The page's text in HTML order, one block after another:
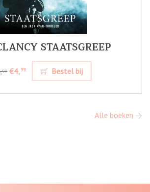
STAATSGREEP
99 €4,99 Bestel bij
Alle boeken